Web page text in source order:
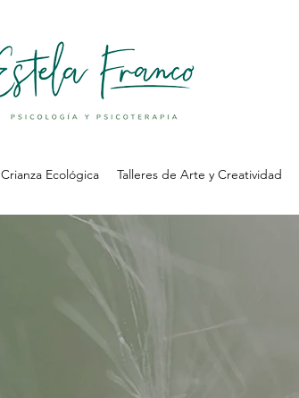
Crianza Ecológica Talleres de Arte y Creatividad